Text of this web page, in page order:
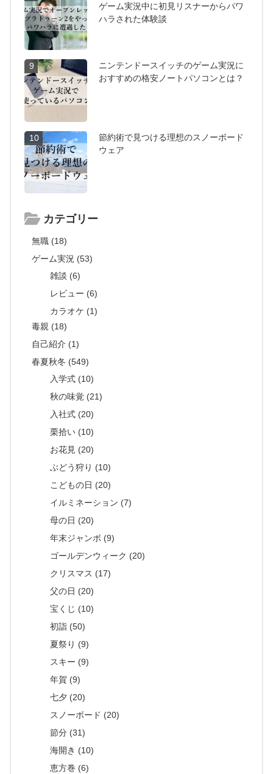
ゲーム実況中に初見リスナーからパワ
ハラされた体験談
9
ニンテンドースイッチのゲーム実況に
おすすめの格安ノートパソコンとは？
10
節約術で見つける理想のスノーボード
ウェア
カテゴリー
無職 (18)
ゲーム実況 (53)
雑談 (6)
レビュー (6)
カラオケ (1)
毒親 (18)
自己紹介 (1)
春夏秋冬 (549)
入学式 (10)
秋の味覚 (21)
入社式 (20)
栗拾い (10)
お花見 (20)
ぶどう狩り (10)
こどもの日 (20)
イルミネーション (7)
母の日 (20)
年末ジャンボ (9)
ゴールデンウィーク (20)
クリスマス (17)
父の日 (20)
宝くじ (10)
初詣 (50)
夏祭り (9)
スキー (9)
年賀 (9)
七夕 (20)
スノーボード (20)
節分 (31)
海開き (10)
恵方巻 (6)